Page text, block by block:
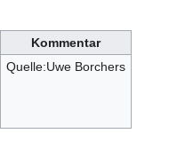
Kommentar
Quelle:Uwe Borchers